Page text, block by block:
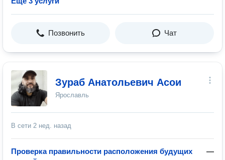
Позвонить Чат
Зураб Анатольевич Асои
Ярославль
В сети 2 нед. назад
Проверка правильности расположения будущих
—